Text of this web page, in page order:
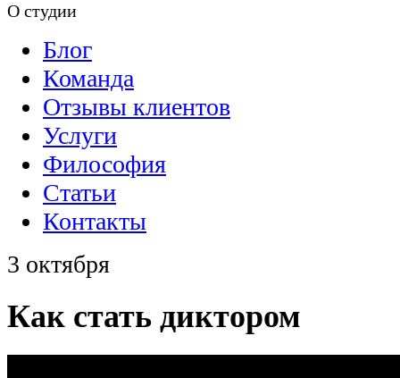
О студии
Блог
Команда
Отзывы клиентов
Услуги
Философия
Статьи
Контакты
3 октября
Как стать диктором